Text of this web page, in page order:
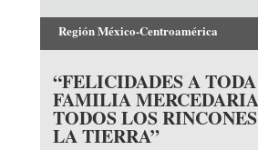
Región México-Centroamérica
“FELICIDADES A
FAMILIA
TODOS LOS
LA TIERRA”